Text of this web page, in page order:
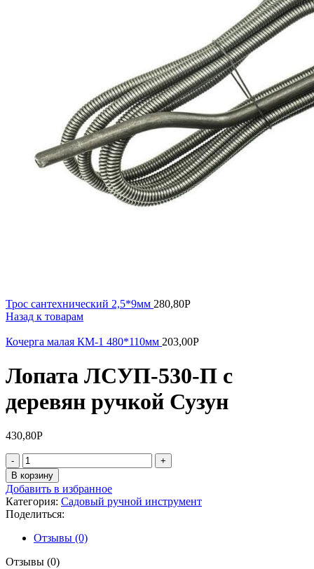
Трос сантехнический 2,5*9мм 280,80Р
Назад к товарам
Кочерга малая КМ-1 480*110мм 203,00Р
Лопата ЛСУП-530-П с
деревян ручкой Сузун
430,80Р
Количество
товара
Лопата
ЛСУП-530-
П
с
деревян
ручкой
Сузун
В корзину
Добавить в избранное
Категория: Садовый ручной инструмент
Поделиться:
Отзывы (0)
Отзывы (0)